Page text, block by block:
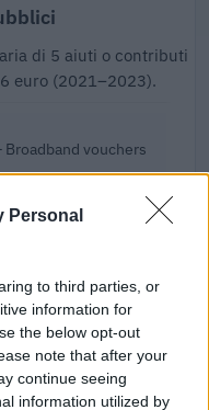
Personal
to third parties, or
information for
the below opt-out
note that after your
continue seeing
information utilized by
di 5 aiuti o contributi
euro (2021–2023).
vouchers
modifiche ai sensi
C(2022) 171 final)